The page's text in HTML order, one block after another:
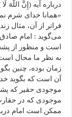
درباره آیه ( إِنَّ اللَّهَ
«همانا خدای شرم
فراتر از آن، مثال
می‌گوید : امام صادق
است و منظور از
به نظر ما محال
زمان بوده، چنین
آن است که بگوید
موجودی حقیر که
موجودی که در
ممکن است امام